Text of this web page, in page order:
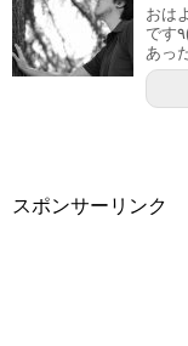
おは
です٩( ᐛ )و 1/1からいきなり夜勤だの休日出勤だのが
あっ
スポンサーリンク